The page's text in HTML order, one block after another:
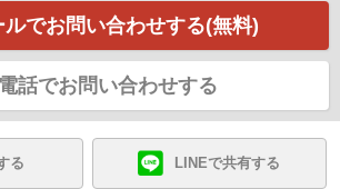
ルでお問い合わせする(無料)
電話でお問い合わせする
る LINEで共有する